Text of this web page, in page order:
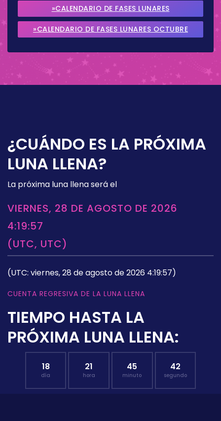
2026
»CALENDARIO DE FASES LUNARES
SEPTIEMBRE 2026
»CALENDARIO DE FASES LUNARES OCTUBRE
¿CUÁNDO ES LA PRÓXIMA
LUNA LLENA?
La próxima luna llena será el
VIERNES, 28 DE AGOSTO DE 2026
4:19:57
(UTC, UTC)
(UTC: viernes, 28 de agosto de 2026 4:19:57)
CUENTA REGRESIVA DE LA LUNA LLENA
TIEMPO HASTA LA
PRÓXIMA LUNA LLENA:
18
día
21
hora
45
minuto
41
segundo